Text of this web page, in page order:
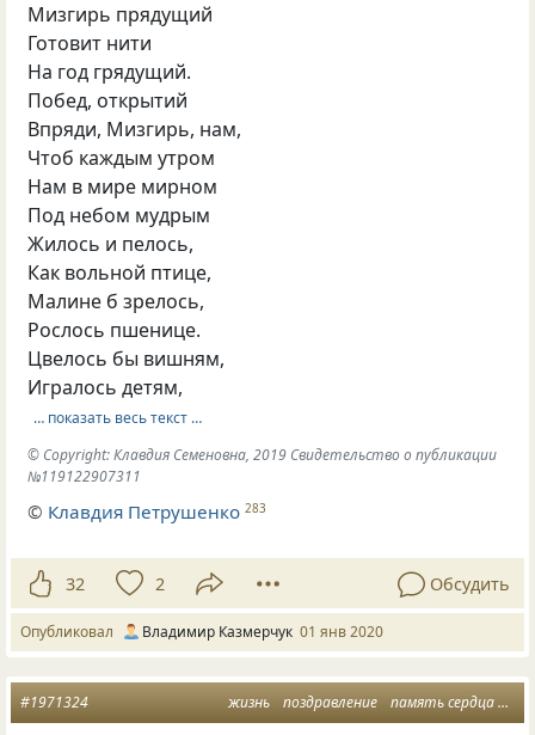
Мизгирь прядущий
Готовит нити
На год грядущий.
Побед, открытий
Впряди, Мизгирь, нам,
Чтоб каждым утром
Нам в мире мирном
Под небом мудрым
Жилось и пелось,
Как вольной птице,
Малине б зрелось,
Рослось пшенице.
Цвелось бы вишням,
Игралось детям,
… показать весь текст …
© Copyright: Клавдия Семеновна, 2019 Свидетельство о публикации
№119122907311
© Клавдия Петрушенко 283
32 2 Обсудить
Опубликовал Владимир Казмерчук 01 янв 2020
жизнь поздравление память сердца
#1971324